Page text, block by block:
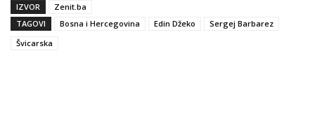
IZVOR
Zenit.ba
TAGOVI
Bosna i Hercegovina Edin Džeko
Sergej Barbarez
Švicarska